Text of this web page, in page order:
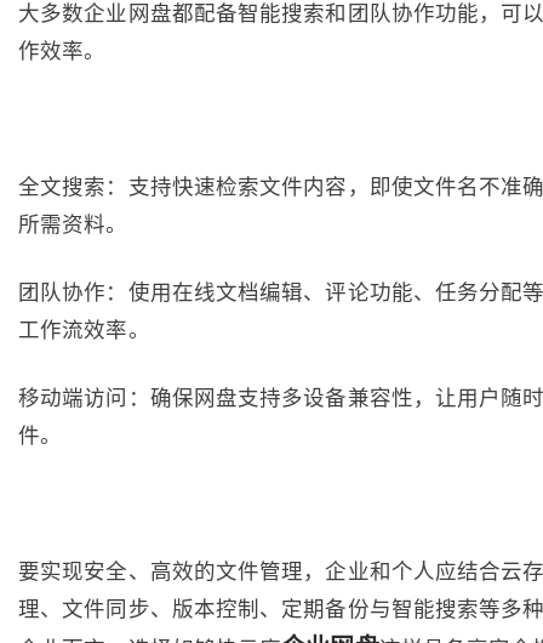
大多数企业网盘都配备智能搜索和团队协作功能，可
作效率。
全文搜索：支持快速检索文件内容，即使文件名不准
所需资料。
团队协作：使用在线文档编辑、评论功能、任务分配
工作流效率。
移动端访问：确保网盘支持多设备兼容性，让用户随
件。
要实现安全、高效的文件管理，企业和个人应结合云
理、文件同步、版本控制、定期备份与智能搜索等多